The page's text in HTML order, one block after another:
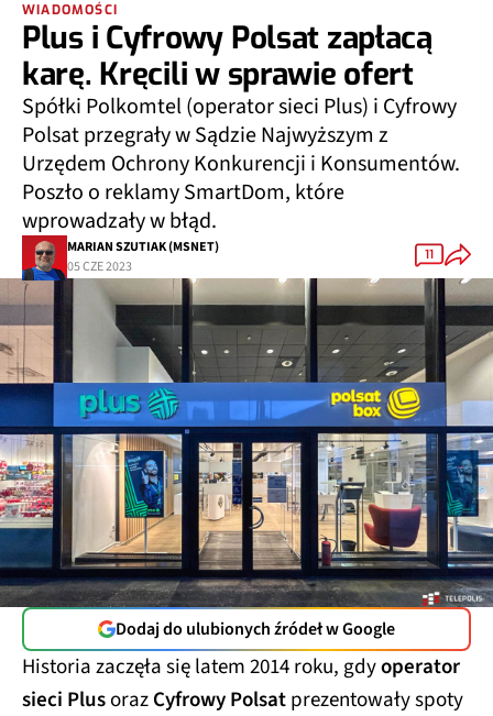
WIADOMOŚCI
Plus i Cyfrowy Polsat zapłacą
karę. Kręcili w sprawie ofert
Spółki Polkomtel (operator sieci Plus) i Cyfrowy
Polsat przegrały w Sądzie Najwyższym z
Urzędem Ochrony Konkurencji i Konsumentów.
Poszło o reklamy SmartDom, które
wprowadzały w błąd.
MARIAN SZUTIAK (MSNET)
05 CZE 2023
11
Dodaj do ulubionych źródeł w Google
Historia zaczęła się latem 2014 roku, gdyoperator
sieci PlusorazCyfrowy Polsatprezentowały spoty